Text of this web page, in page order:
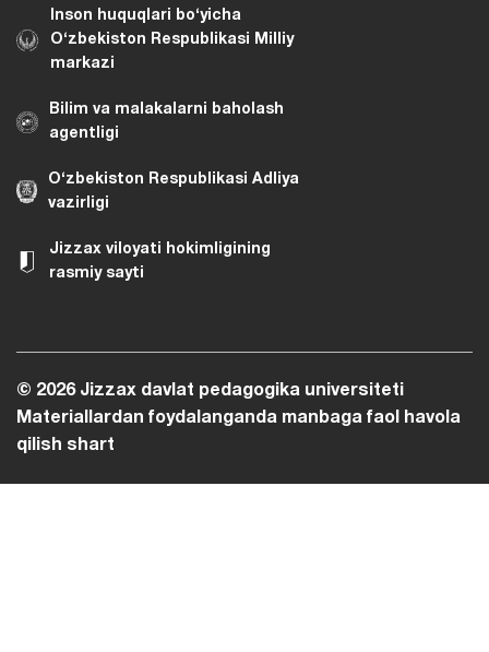
Inson huquqlari bo‘yicha
O‘zbekiston Respublikasi Milliy
markazi
Bilim va malakalarni baholash
agentligi
O‘zbekiston Respublikasi Adliya
vazirligi
Jizzax viloyati hokimligining
rasmiy sayti
© 2026 Jizzax davlat pedagogika universiteti
Materiallardan foydalanganda manbaga faol havola
qilish shart